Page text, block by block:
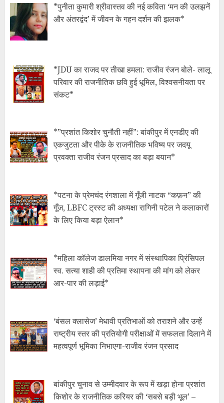
*पुनीता कुमारी श्रीवास्तव की नई कविता ‘मन की उलझनें
और अंतरद्वंद’ में जीवन के गहन दर्शन की झलक*
*JDU का राजद पर तीखा हमला: राजीव रंजन बोले- लालू
परिवार की राजनीतिक छवि हुई धूमिल, विश्वसनीयता पर
संकट*
*​”प्रशांत किशोर चुनौती नहीं”: बांकीपुर में एनडीए की
एकजुटता और पीके के राजनीतिक भविष्य पर जदयू
प्रवक्ता राजीव रंजन प्रसाद का बड़ा बयान*
*​पटना के प्रेमचंद रंगशाला में गूँजी नाटक “कफ़न” की
गूँज, LBFC ट्रस्ट की अध्यक्षा रागिनी पटेल ने कलाकारों
के लिए किया बड़ा ऐलान*
*महिला कॉलेज डालमिया नगर में संस्थापिका प्रिंसिपल
स्व. सत्या शाही की प्रतिमा स्थापना की मांग को लेकर
आर-पार की लड़ाई*
‘बंसल क्लासेज’ मेधावी प्रतिभाओं को तराशने और उन्हें
राष्ट्रीय स्तर की प्रतियोगी परीक्षाओं में सफलता दिलाने में
महत्वपूर्ण भूमिका निभाएगा-राजीव रंजन प्रसाद
बांकीपुर चुनाव से उम्मीदवार के रूप में खड़ा होना प्रशांत
किशोर के राजनीतिक करियर की ‘सबसे बड़ी भूल’ –